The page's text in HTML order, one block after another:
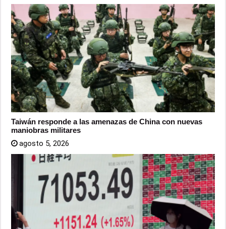
Taiwán responde a las amenazas de China con nuevas
maniobras militares
agosto 5, 2026